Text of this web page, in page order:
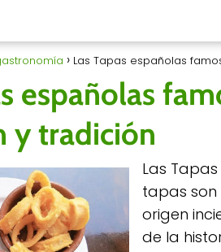
Las Tapas españolas
españolas
y tradición
Las
tapas
origen
de la